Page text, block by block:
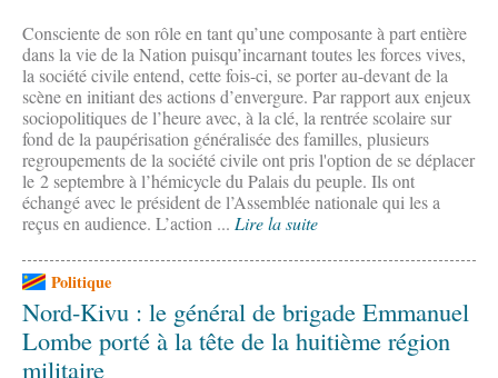
Consciente de son rôle en tant qu’une composante à part entière
dans la vie de la Nation puisqu’incarnant toutes les forces vives,
la société civile entend, cette fois-ci, se porter au-devant de la
scène en initiant des actions d’envergure. Par rapport aux enjeux
sociopolitiques de l’heure avec, à la clé, la rentrée scolaire sur
fond de la paupérisation généralisée des familles, plusieurs
regroupements de la société civile ont pris l'option de se déplacer
le 2 septembre à l’hémicycle du Palais du peuple. Ils ont
échangé avec le président de l’Assemblée nationale qui les a
reçus en audience. L’action ... Lire la suite
Politique
Nord-Kivu : le général de brigade Emmanuel
Lombe porté à la tête de la huitième région
militaire